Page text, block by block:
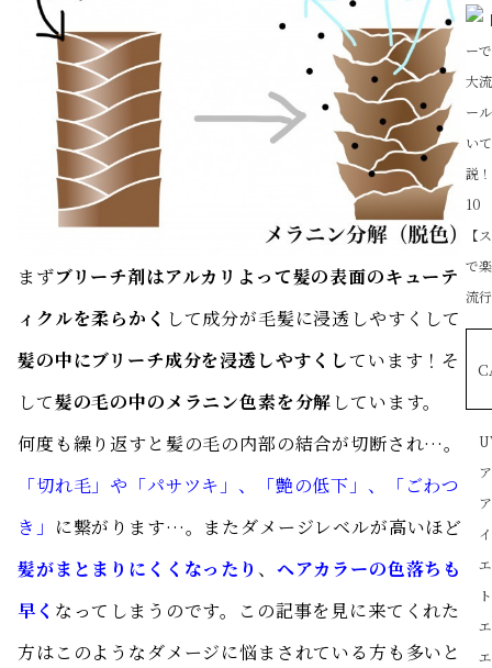
まずブリーチ剤はアルカリよって髪の表面のキューテ
ィクルを柔らかく して成分が毛髪に浸透しやすくして
髪の中にブリーチ成分を浸透しやすくしています！そ
して髪の毛の中のメラニン色素を分解 しています。
何度も繰り返すと髪の毛の内部の結合が切断され…。
「切れ毛」や「パサツキ」、「艶の低下」、「ごわつ
き」 に繋がります…。またダメージレベルが高いほど
髪がまとまりにくくなったり 、 ヘアカラーの色落ちも
早く なってしまうのです。この記事を見に来てくれた
方はこのようなダメージに悩まされている方も多いと
10
【
で
流
ト